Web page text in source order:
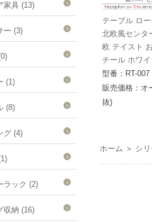
テーブル ロ
北欧風センタ
欧 テイスト
チール ホワ
型番：RT-007
販売価格：オ
抜)
ホーム ＞ シ
家具 (13)
ー (3)
(1)
(8)
グ (4)
ラック (2)
収納 (16)